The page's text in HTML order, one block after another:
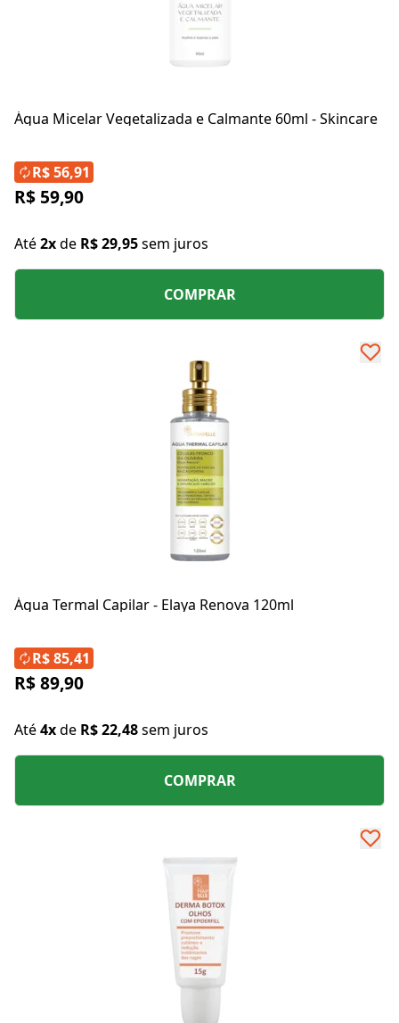
Água Micelar Vegetalizada e Calmante 60ml - Skincare
R$ 59,90
Até2xde R$ 29,95sem juros
R$ 56,91
COMPRAR
Água Termal Capilar - Elaya Renova 120ml
R$ 89,90
Até4xde R$ 22,48sem juros
R$ 85,41
COMPRAR